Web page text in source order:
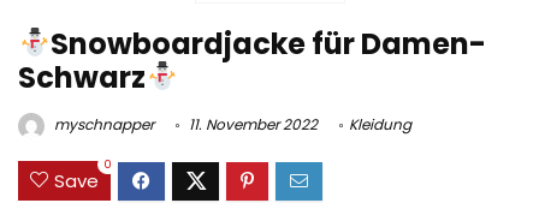
Snowboardjacke für Damen-
Schwarz
myschnapper 11. November 2022 Kleidung
Save
0